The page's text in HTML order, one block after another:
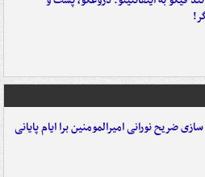
ضریح نورانی امیرالمومنین برا ایام پایانی